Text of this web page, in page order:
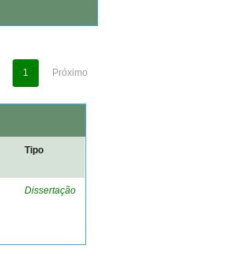
1 Próximo
Tipo
Dissertação